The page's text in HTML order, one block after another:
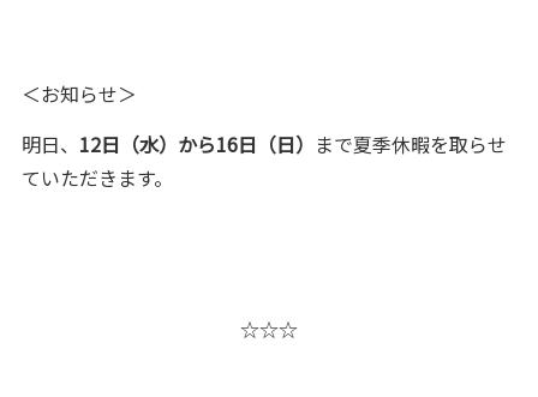
＜お知らせ＞
明日、 12日（水）から16日（日） まで夏季休暇を取らせ
ていただきます。
☆☆☆